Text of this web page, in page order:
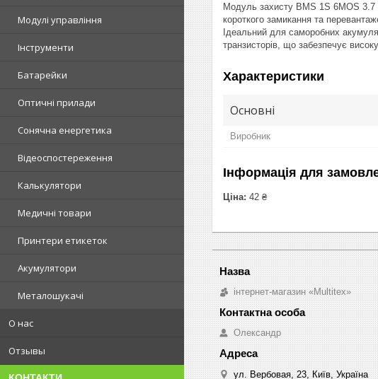
Модулі управління
Інструменти
Батарейки
Оптичні прилади
Сонячна енергетика
Відеоспостереження
Калькулятори
Медичні товари
Принтери етикеток
Акумулятори
Металошукачі
О нас
Отзывы
Модуль захисту BMS 1S 6MOS 3.7
короткого замикання та
Ідеальний для саморобних
транзисторів, що забезпечує високу
Характеристики
Основні
Виробник
Інформація для
Ціна: 42 ₴
інтернет-магазин «Multitex»
Олександр
ул. Вербовая, 23, Київ, Україна